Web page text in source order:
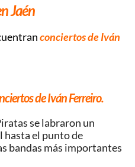
Jaén
conciertos de Iván
de Iván Ferreiro.
se labraron un
hasta el punto de
bandas más importantes